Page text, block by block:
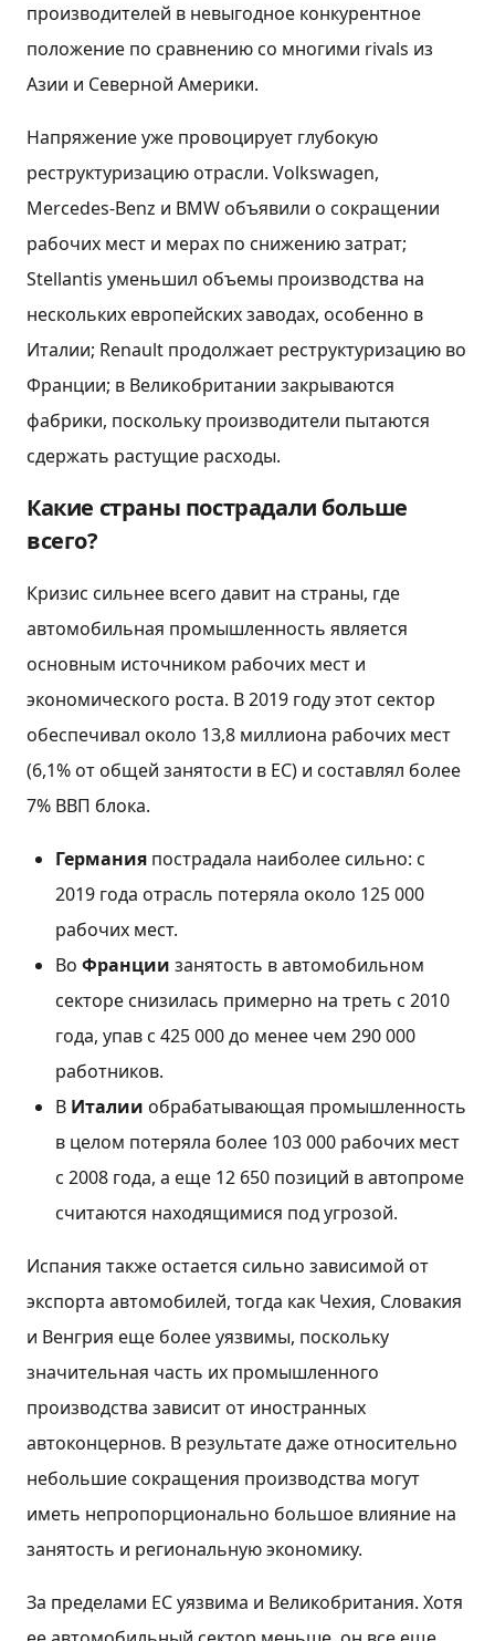
производителей в невыгодное конкурентное
положение по сравнению со многими rivals из
Азии и Северной Америки.
Напряжение уже провоцирует глубокую
реструктуризацию отрасли. Volkswagen,
Mercedes-Benz и BMW объявили о сокращении
рабочих мест и мерах по снижению затрат;
Stellantis уменьшил объемы производства на
нескольких европейских заводах, особенно в
Италии; Renault продолжает реструктуризацию во
Франции; в Великобритании закрываются
фабрики, поскольку производители пытаются
сдержать растущие расходы.
Какие страны пострадали больше
всего?
Кризис сильнее всего давит на страны, где
автомобильная промышленность является
основным источником рабочих мест и
экономического роста. В 2019 году этот сектор
обеспечивал около 13,8 миллиона рабочих мест
(6,1% от общей занятости в ЕС) и составлял более
7% ВВП блока.
Германия пострадала наиболее сильно: с
2019 года отрасль потеряла около 125 000
рабочих мест.
Во Франции занятость в автомобильном
секторе снизилась примерно на треть с 2010
года, упав с 425 000 до менее чем 290 000
работников.
В Италии обрабатывающая промышленность
в целом потеряла более 103 000 рабочих мест
с 2008 года, а еще 12 650 позиций в автопроме
считаются находящимися под угрозой.
Испания также остается сильно зависимой от
экспорта автомобилей, тогда как Чехия, Словакия
и Венгрия еще более уязвимы, поскольку
значительная часть их промышленного
производства зависит от иностранных
автоконцернов. В результате даже относительно
небольшие сокращения производства могут
иметь непропорционально большое влияние на
занятость и региональную экономику.
За пределами ЕС уязвима и Великобритания. Хотя